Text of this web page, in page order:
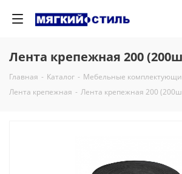
Лента крепежная 200
Главная - Каталог - Мебельные
Лента крепежная - Лента крепежная 200